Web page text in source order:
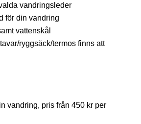
vandringsleder
för din vandring
vattenskål
ryggsäck/termos finns att
vandring, pris från 450 kr per